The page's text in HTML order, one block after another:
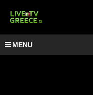
MENU